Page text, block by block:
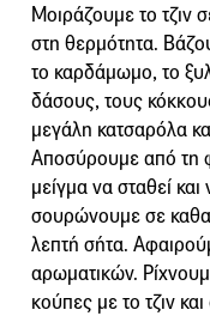
Μοιράζουμε το τζιν
στη θερμότητα.
το καρδάμωμο, το
δάσους, τους
μεγάλη κατσαρόλα
Αποσύρουμε από τη
μείγμα να σταθεί
σουρώνουμε σε
λεπτή σήτα.
αρωματικών.
κούπες με το τζιν